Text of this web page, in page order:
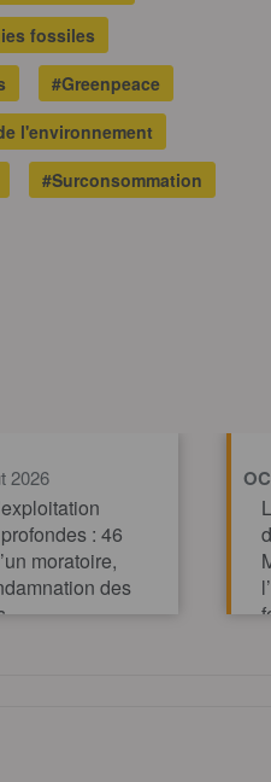
fossiles
#Greenpeace
l'environnement
#Surconsommation
2026
: 46
moratoire,
des